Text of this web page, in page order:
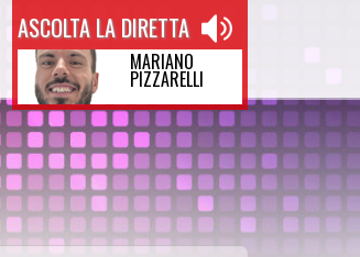
ASCOLTA LA DIRETTA
MARIANO
PIZZARELLI